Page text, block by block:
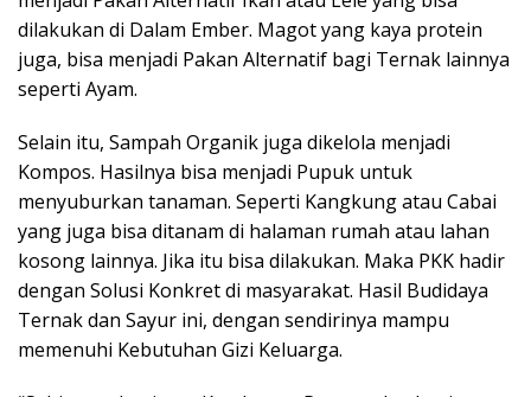
dilakukan di Dalam Ember. Magot yang kaya protein
juga, bisa menjadi Pakan Alternatif bagi Ternak lainnya
seperti Ayam.
Selain itu, Sampah Organik juga dikelola menjadi
Kompos. Hasilnya bisa menjadi Pupuk untuk
menyuburkan tanaman. Seperti Kangkung atau Cabai
yang juga bisa ditanam di halaman rumah atau lahan
kosong lainnya. Jika itu bisa dilakukan. Maka PKK hadir
dengan Solusi Konkret di masyarakat. Hasil Budidaya
Ternak dan Sayur ini, dengan sendirinya mampu
memenuhi Kebutuhan Gizi Keluarga.